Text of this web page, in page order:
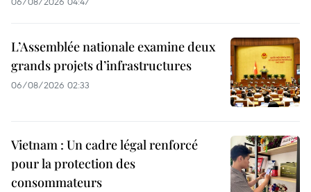
L’Assemblée nationale examine deux
grands projets d’infrastructures
06/08/2026 02:33
Vietnam : Un cadre légal renforcé
pour la protection des
consommateurs